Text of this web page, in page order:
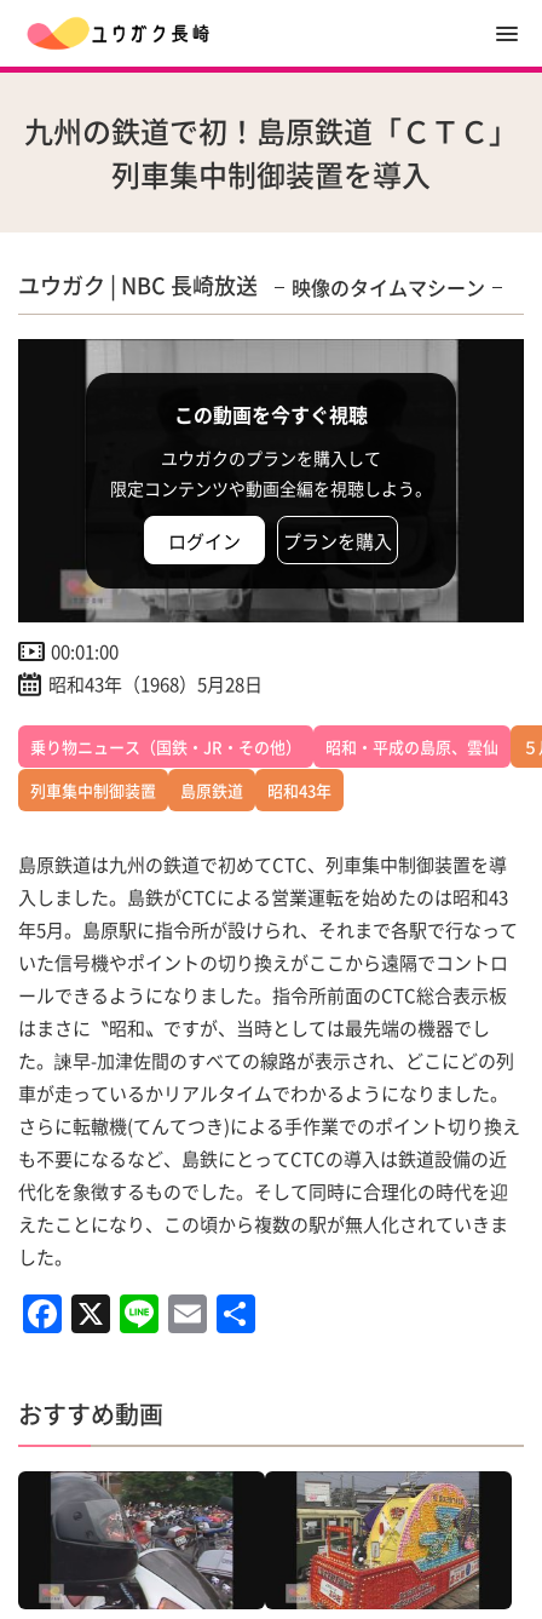
九州の鉄道で初！島原鉄道「ＣＴＣ」
列車集中制御装置を導入
ユウガク | NBC 長崎放送 映像のタイムマシーン
この動画を今すぐ視聴
ユウガクのプランを購入して
限定コンテンツや動画全編を視聴しよう。
ログイン プランを購入
00:01:00
昭和43年（1968）5月28日
乗り物ニュース（国鉄・JR・その他） 昭和・平成の島原、雲仙
列車集中制御装置
島原鉄道 昭和43年
島原鉄道は九州の鉄道で初めてCTC、列車集中制御装置を導
入しました。島鉄がCTCによる営業運転を始めたのは昭和43
年5月。島原駅に指令所が設けられ、それまで各駅で行なって
いた信号機やポイントの切り換えがここから遠隔でコントロ
ールできるようになりました。指令所前面のCTC総合表示板
はまさに〝昭和〟ですが、当時としては最先端の機器でし
た。諫早-加津佐間のすべての線路が表示され、どこにどの列
車が走っているかリアルタイムでわかるようになりました。
さらに転轍機(てんてつき)による手作業でのポイント切り換え
も不要になるなど、島鉄にとってCTCの導入は鉄道設備の近
代化を象徴するものでした。そして同時に合理化の時代を迎
えたことになり、この頃から複数の駅が無人化されていきま
した。
F
a
c
e
b
o
o
k
X Li
n
e
E
m
l
おすすめ動画